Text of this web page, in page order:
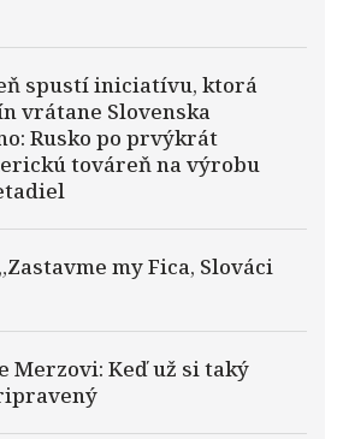
spustí iniciatívu, ktorá
vrátane Slovenska
Rusko po prvýkrát
továreň na výrobu
my Fica, Slováci
Merzovi: Keď už si taký